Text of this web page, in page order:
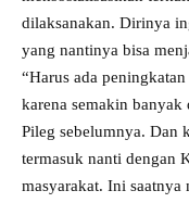
dilaksanakan. Dirinya
yang nantinya bisa
“Harus ada
karena semakin
Pileg sebelumnya. Dan
termasuk nanti dengan
masyarakat. Ini